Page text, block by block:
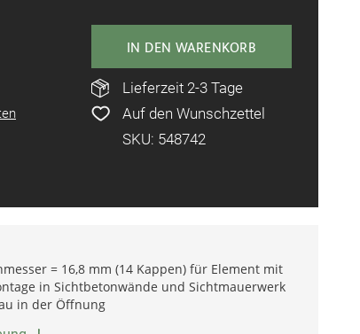
IN DEN WARENKORB
Lieferzeit 2-3 Tage
Auf den Wunschzettel
SKU: 548742
= 16,8 mm (14 Kappen) für Element mit
in Sichtbetonwände und Sichtmauerwerk
in der Öffnung